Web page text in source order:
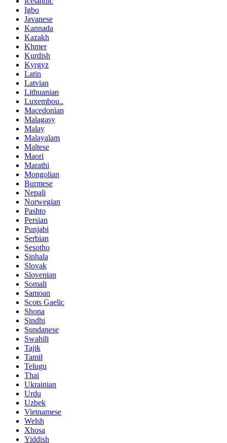
Igbo
Javanese
Kannada
Kazakh
Khmer
Kurdish
Kyrgyz
Latin
Latvian
Lithuanian
Luxembou..
Macedonian
Malagasy
Malay
Malayalam
Maltese
Maori
Marathi
Mongolian
Burmese
Nepali
Norwegian
Pashto
Persian
Punjabi
Serbian
Sesotho
Sinhala
Slovak
Slovenian
Somali
Samoan
Scots Gaelic
Shona
Sindhi
Sundanese
Swahili
Tajik
Tamil
Telugu
Thai
Ukrainian
Urdu
Uzbek
Vietnamese
Welsh
Xhosa
Yiddish